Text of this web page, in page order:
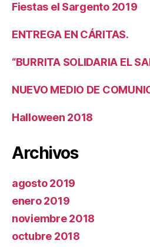
Fiestas el Sargento 2019
ENTREGA EN CÁRITAS.
“BURRITA SOLIDARIA EL
NUEVO MEDIO DE
Halloween 2018
Archivos
agosto 2019
enero 2019
noviembre 2018
octubre 2018